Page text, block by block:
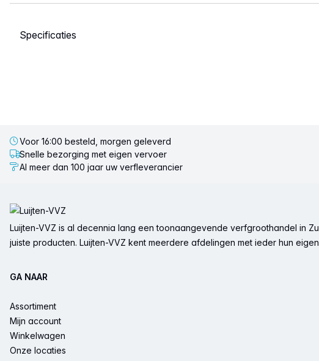
Selecteer een tabblad
Voor 16:00 besteld, morgen geleverd
Snelle bezorging met eigen vervoer
Al meer dan 100 jaar uw verfleverancier
Luijten-VVZ is al decennia lang een toonaangevende verfgroothandel in
juiste producten. Luijten-VVZ kent meerdere afdelingen met ieder hun
GA NAAR
Assortiment
Mijn account
Winkelwagen
Onze locaties